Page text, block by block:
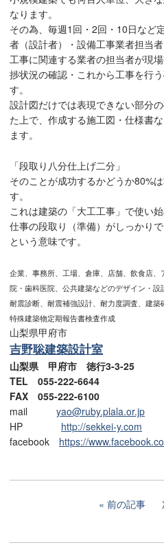
なります。
その為、毎週1回・2回・10日など
者（設計者）・設備工事業者担当
工事に関連する業者の担当者が現
捗状況の確認・これから工事を行
す。
設計図だけでは表現できない部分
た上で、作成する施工図・仕様書
ます。
「段取り八分仕上げ二分」
そのことが成功するかどうか80%
す。
これは建築の「大工工事」で使い始
仕事の段取り（準備）がしっかり
という意味です。
企業、事務所、工場、倉庫、店舗、飲食店
院・歯科医院、公共建築などのデザイン・設
耐震診断、耐震補強設計、耐力度調査、建築
特殊建築物定期報告書検査作成
山梨県甲府市
吉野聡建築設計室
山梨県 甲府市 徳行3-3-25
TEL 055-222-6644
FAX 055-222-6100
mail yao@ruby.plala.or.jp
HP http://sekkei-y.com
facebook https://
前の記事